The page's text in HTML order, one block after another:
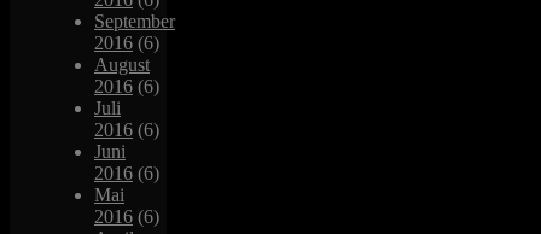
September
2016 (6)
August
2016 (6)
Juli
2016 (6)
Juni
2016 (6)
Mai
2016 (6)